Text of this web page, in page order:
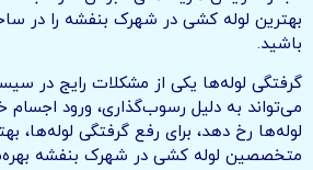
بهترین لوله کشی در شهرک بنفشه را در
باشید.
گرفتگی لوله‌ها یکی از مشکلات رایج در
می‌تواند به دلیل رسوب‌گذاری، ورود اجسام
لوله‌ها رخ دهد، برای رفع گرفتگی لوله‌ها،
متخصصین لوله کشی در شهرک بنفشه